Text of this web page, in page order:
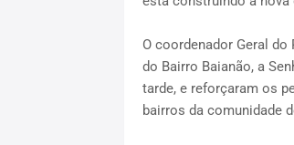
O coordenador Geral
do Bairro Baianão, a
tarde, e reforçaram os
bairros da comunidade